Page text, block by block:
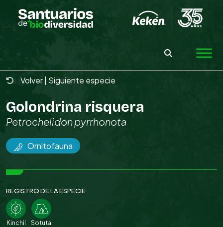
Volver Siguiente especie
Golondrina risquera
Petrochelidon pyrrhonota
Ornitofauna
REGISTRO DE LA ESPECIE
Kinchil Sotuta